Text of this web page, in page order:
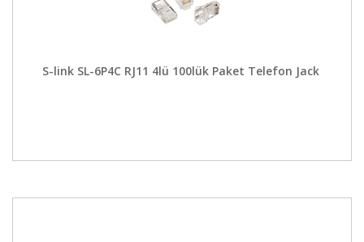
S-link SL-6P4C RJ11 4lü 100lük Paket Telefon Jack